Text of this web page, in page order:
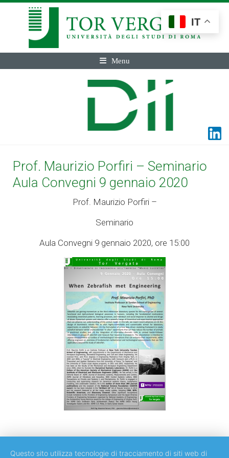
Menu
Prof. Maurizio Porfiri – Seminario
Aula Convegni 9 gennaio 2020
Prof. Maurizio Porfiri –
Seminario
Aula Convegni 9 gennaio 2020, ore 15:00
IT
Questo sito utilizza tecnologie di tracciamento di siti web di